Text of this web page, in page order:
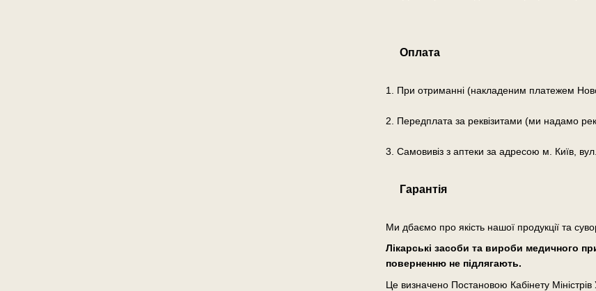
Оплата
1. При отриманні (накладеним платежем
2. Передплата за реквізитами (ми надамо
3. Самовивіз з аптеки за адресою м. Київ,
Гарантія
Ми дбаємо про якість нашої продукції та
Лікарські засоби та вироби медичного
поверненню не підлягають.
Це визначено Постановою Кабінету